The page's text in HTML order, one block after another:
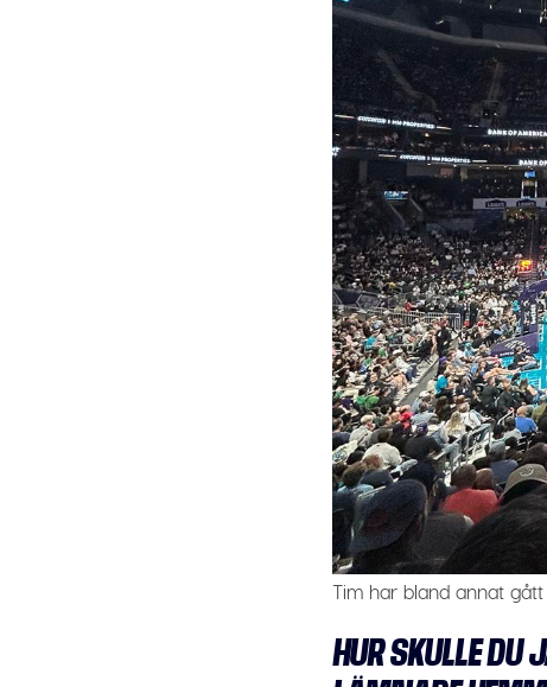
Tim har bland annat
HUR SKULLE DU